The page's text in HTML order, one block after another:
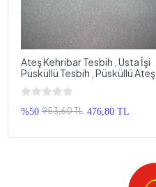
Ateş Kehribar Tesbih , Usta İşi
Püsküllü Tesbih , Püsküllü Ateş
Kehribar Tespih
%50 953,60 TL 476,80 TL